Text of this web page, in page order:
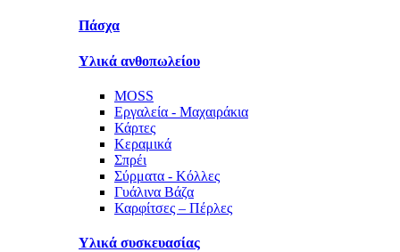
Πάσχα
Υλικά ανθοπωλείου
MOSS
Εργαλεία - Μαχαιράκια
Κάρτες
Κεραμικά
Σπρέι
Σύρματα - Κόλλες
Γυάλινα Βάζα
Καρφίτσες – Πέρλες
Υλικά συσκευασίας